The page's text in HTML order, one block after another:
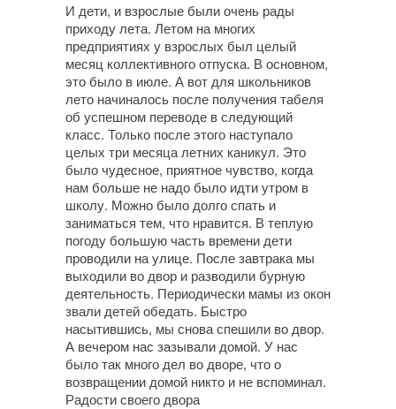
И дети, и взрослые были очень рады
приходу лета. Летом на многих
предприятиях у взрослых был целый
месяц коллективного отпуска. В основном,
это было в июле. А вот для школьников
лето начиналось после получения табеля
об успешном переводе в следующий
класс. Только после этого наступало
целых три месяца летних каникул. Это
было чудесное, приятное чувство, когда
нам больше не надо было идти утром в
школу. Можно было долго спать и
заниматься тем, что нравится. В теплую
погоду большую часть времени дети
проводили на улице. После завтрака мы
выходили во двор и разводили бурную
деятельность. Периодически мамы из окон
звали детей обедать. Быстро
насытившись, мы снова спешили во двор.
А вечером нас зазывали домой. У нас
было так много дел во дворе, что о
возвращении домой никто и не вспоминал.
Радости своего двора